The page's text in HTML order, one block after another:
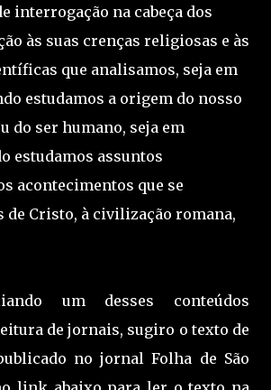
interrogação na cabeça dos
às suas crenças religiosas e às
que analisamos, seja em
estudamos a origem do nosso
do ser humano, seja em
estudamos assuntos
acontecimentos que se
de Cristo, à civilização romana,
um desses conteúdos
de jornais, sugiro o texto de
no jornal Folha de São